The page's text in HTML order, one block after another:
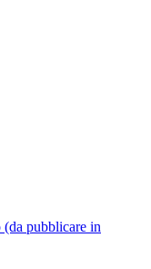
pubblicare in